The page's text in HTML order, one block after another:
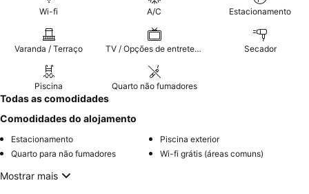
Wi-fi A/C Estacionamento
Varanda / Terraço TV / Opções de entretenimento Secador
Piscina Quarto não fumadores
Todas as comodidades
Comodidades do alojamento
Estacionamento
Piscina exterior
Quarto para não fumadores
Wi-fi grátis (áreas comuns)
Mostrar mais